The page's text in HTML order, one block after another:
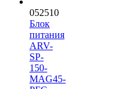
052510
Блок
питания
ARV-
SP-
150-
MAG45-